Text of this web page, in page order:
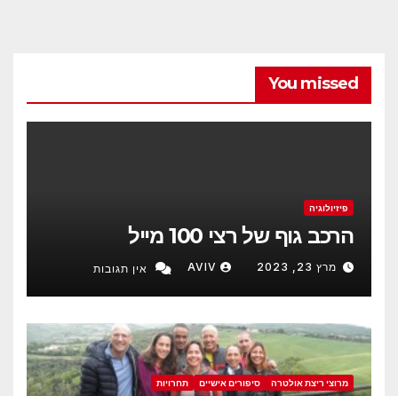
You missed
פיזיולוגיה
הרכב גוף של רצי 100 מייל
מרץ 23, 2023 AVIV אין תגובות
מרוצי ריצת אולטרה סיפורים אישיים תחרויות